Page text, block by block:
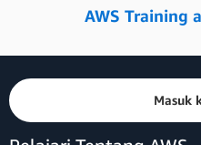
AWS Training
Masuk